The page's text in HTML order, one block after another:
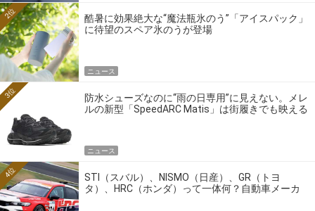
酷暑に効果絶大な“魔法瓶氷のう”「アイスパック」
に待望のスペア氷のうが登場
2位
ニュース
防水シューズなのに“雨の日専用”に見えない。メレ
ルの新型「SpeedARC Matis」は街履きでも映える
3位
ニュース
STI（スバル）、NISMO（日産）、GR（トヨ
タ）、HRC（ホンダ）って一体何？自動車メーカ
4位